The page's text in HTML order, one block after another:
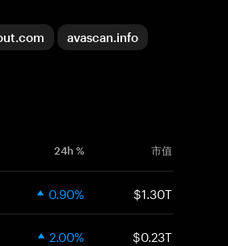
avascan.info
24h % 市值
0.90% $1.30T
2.00% $0.23T